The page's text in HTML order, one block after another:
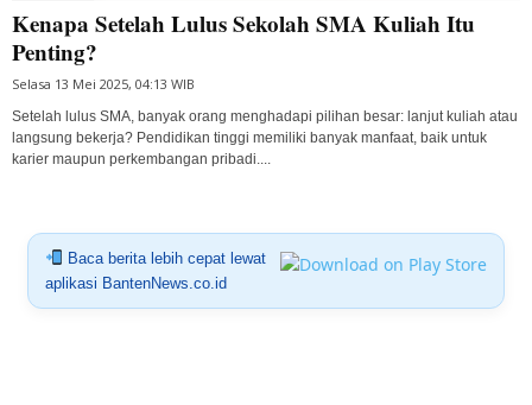
Kenapa Setelah Lulus Sekolah SMA Kuliah Itu
Penting?
Selasa 13 Mei 2025, 04:13 WIB
Setelah lulus SMA, banyak orang menghadapi pilihan besar: lanjut kuliah atau
langsung bekerja? Pendidikan tinggi memiliki banyak manfaat, baik untuk
karier maupun perkembangan pribadi....
Baca berita lebih cepat lewat
aplikasi BantenNews.co.id